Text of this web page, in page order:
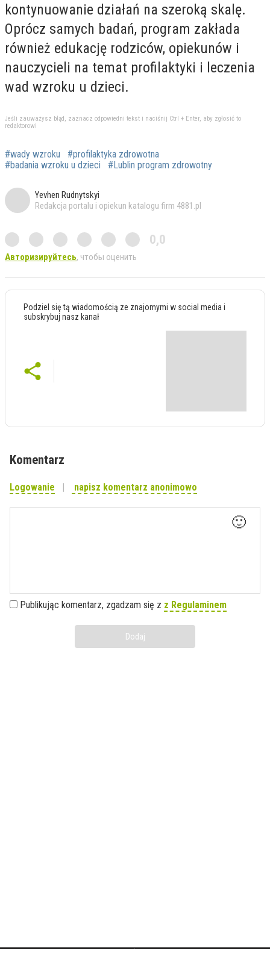
kontynuowanie działań na szeroką skalę.
Oprócz samych badań, program zakłada
również edukację rodziców, opiekunów i
nauczycieli na temat profilaktyki i leczenia
wad wzroku u dzieci.
Jeśli zauważysz błąd, zaznacz odpowiedni tekst i naciśnij Ctrl + Enter, aby zgłosić to
redaktorowi
#wady wzroku
#profilaktyka zdrowotna
#badania wzroku u dzieci
#Lublin program zdrowotny
Yevhen Rudnytskyi
Redakcja portalu i opiekun katalogu firm 4881.pl
0,0
Авторизируйтесь, чтобы оценить
Podziel się tą wiadomością ze znajomymi w social media i
subskrybuj nasz kanał
Komentarz
Logowanie napisz komentarz anonimowo
🙂
Publikując komentarz, zgadzam się z z Regulaminem
Dodaj